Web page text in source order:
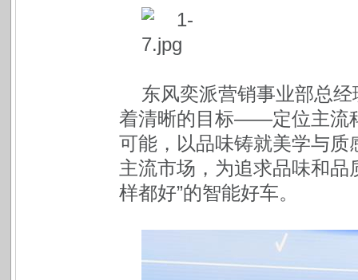
东风奕派营销事业部总
着清晰的目标——定位主流
可能，以品味铸就美学与
主流市场，为追求品味和品
样都好”的智能好车。